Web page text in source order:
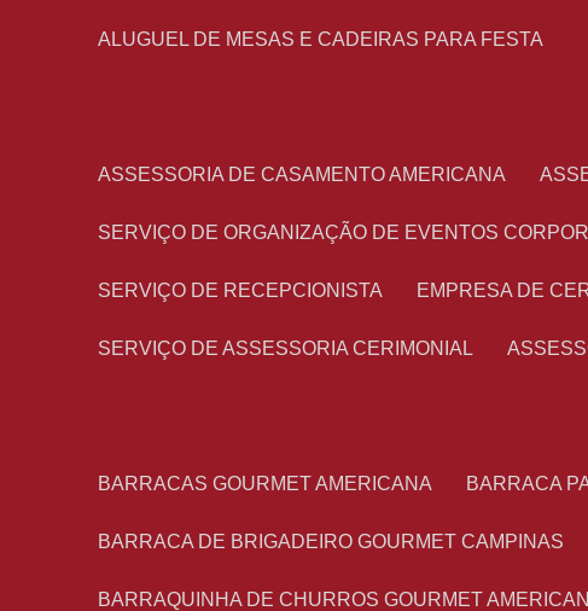
ALUGUEL DE MESAS E CADEIRAS PARA FESTA
ASSESSORIA DE CASAMENTO AMERICANA
SERVIÇO DE ORGANIZAÇÃO DE EVENTOS
SERVIÇO DE RECEPCIONISTA EMPRESA DE
SERVIÇO DE ASSESSORIA CERIMONIAL
BARRACAS GOURMET AMERICANA BARRACA
BARRACA DE BRIGADEIRO GOURMET CAMPINAS
BARRAQUINHA DE CHURROS GOURMET